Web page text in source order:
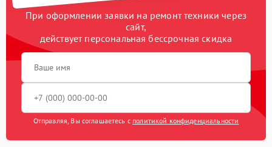
При оформлении заявки на ремонт техники через
сайт,
действует персональная бессрочная скидка
Отправляя, Вы соглашаетесь с политикой конфиденциальности